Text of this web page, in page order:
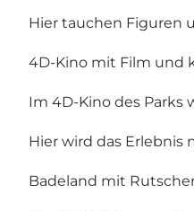
Hier tauchen Figuren
4D-Kino mit Film und
Im 4D-Kino des Parks
Hier wird das Erlebnis
Badeland mit